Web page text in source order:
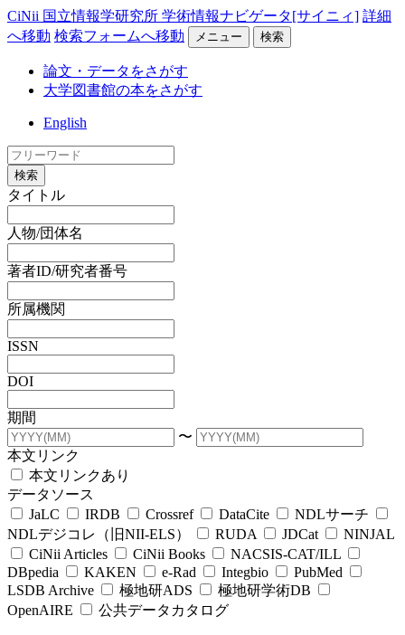
CiNii 国立情報学研究所 学術情報ナビゲータ[サイニィ] 詳細
へ移動 検索フォームへ移動 メニュー 検索
論文・データをさがす
大学図書館の本をさがす
English
検索
タイトル
人物/団体名
著者ID/研究者番号
所属機関
ISSN
DOI
期間
〜
本文リンク
本文リンクあり
データソース
JaLC
IRDB Crossref DataCite
NDLサーチ
NDLデジコレ（旧NII-ELS）
RUDA JDCat
NINJAL
CiNii Articles
CiNii Books
NACSIS-CAT/ILL
DBpedia
KAKEN e-Rad Integbio
PubMed
LSDB Archive
極地研ADS
極地研学術DB
OpenAIRE
公共データカタログ